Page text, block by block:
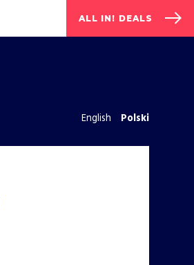
ALL IN! DEALS
English Polski